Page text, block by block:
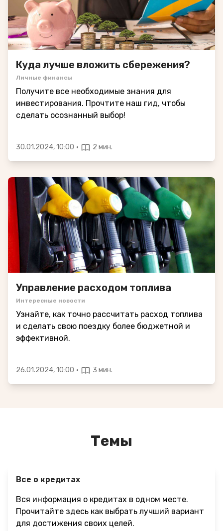
Куда лучше вложить сбережения?
Личные финансы
Получите все необходимые знания для
инвестирования. Прочтите наш гид, чтобы
сделать осознанный выбор!
30.01.2024, 10:00 · 2 мин.
Управление расходом топлива
Интересные новости
Узнайте, как точно рассчитать расход топлива
и сделать свою поездку более бюджетной и
эффективной.
26.01.2024, 10:00 · 3 мин.
Темы
Все о кредитах
Вся информация о кредитах в одном месте.
Прочитайте здесь как выбрать лучший вариант
для достижения своих целей.